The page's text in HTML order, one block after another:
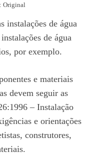
Original
instalações de água
de água
por exemplo.
e materiais
devem seguir as
– Instalação
e orientações
construtores,